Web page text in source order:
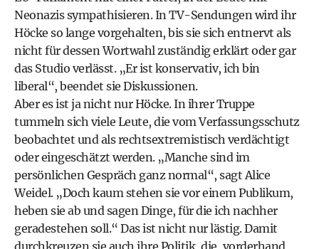
Neonazis sympathisieren. In TV-Sendungen wird ihr
Höcke so lange vorgehalten, bis sie sich entnervt als
nicht für dessen Wortwahl zuständig erklärt oder gar
das Studio verlässt. „Er ist konservativ, ich bin
liberal“, beendet sie Diskussionen.
Aber es ist ja nicht nur Höcke. In ihrer Truppe
tummeln sich viele Leute, die vom Verfassungsschutz
beobachtet und als rechtsextremistisch verdächtigt
oder eingeschätzt werden. „Manche sind im
persönlichen Gespräch ganz normal“, sagt Alice
Weidel. „Doch kaum stehen sie vor einem Publikum,
heben sie ab und sagen Dinge, für die ich nachher
geradestehen soll.“ Das ist nicht nur lästig. Damit
durchkreuzen sie auch ihre Politik, die, vorderhand